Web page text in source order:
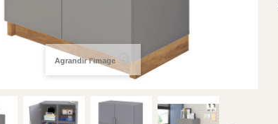
Agrandir l'image